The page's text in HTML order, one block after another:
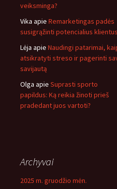
veiksminga?
Vika apie Remarketingas padės
susigrąžinti potencialius
Lėja apie Naudingi patarimai,
atsikratyti streso ir pagerinti
savijautą
Olga apie Suprasti sporto
papildus: Ką reikia žinoti prieš
pradedant juos vartoti?
Archyvai
2025 m. gruodžio mėn.